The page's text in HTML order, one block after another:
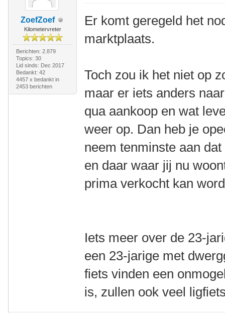
ZoefZoef
Kilometervreter
Berichten: 2.879
Topics: 30
Lid sinds: Dec 2017
Bedankt: 42
4457 x bedankt in
2453 berichten
Er komt geregeld het
marktplaats.
Toch zou ik het niet op
maar er iets anders
qua aankoop en wat
weer op. Dan heb je
neem tenminste aan
en daar waar jij nu
prima verkocht kan
Iets meer over de 23-
een 23-jarige met
fiets vinden een
is, zullen ook veel